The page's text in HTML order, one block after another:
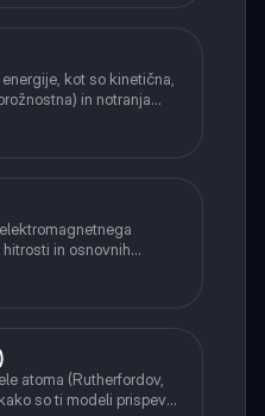
kot so kinetična,
in notranja
in osnovnih
zakon) in popolni
atoma (Rutherfordov,
so ti modeli prispevali